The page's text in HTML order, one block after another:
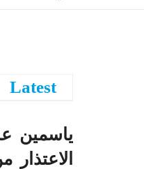
Latest
ياسمين